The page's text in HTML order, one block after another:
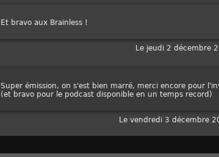
Et bravo aux Brainless !
Le jeudi 2 décembre
Super émission, on s'est bien marré, merci encore pour
(et bravo pour le podcast disponible en un temps record)
Le vendredi 3 décembre